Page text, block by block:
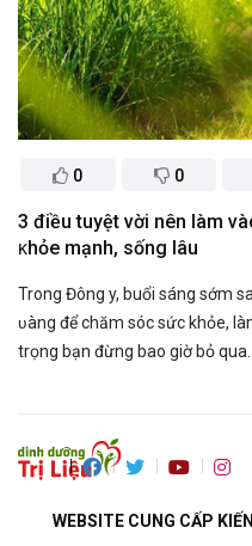
0 0
3 điều tuyệt vời nên làm
ᴋhỏe mạnh, sống lâu
Trong Đông y, buổi sáng sớm
ʋàng để chăm sóc sức khỏe,
trọng bạn đừng bao giờ bỏ qua.
WEBSITE CUNG CẤP